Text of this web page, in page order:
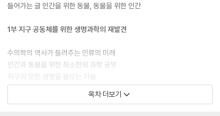
들어가는 글 인간을 위한 동물, 동물을 위한 인간
1부 지구 공동체를 위한 생명과학의 재발견
수의학의 역사가 들려주는 인류의 미래
인간과 동물을 위한 최소한의 과학 공부
지구의 모든 생명을 돌보는 기술
Q/A 묻고 답하기
목차 더보기